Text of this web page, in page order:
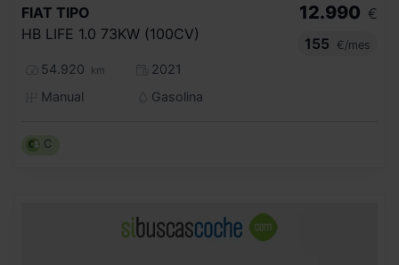
FIAT TIPO
HB LIFE 1.0 73KW (100CV)
54.920 km
2021
Manual
Gasolina
12.990 €
155
€/mes
C